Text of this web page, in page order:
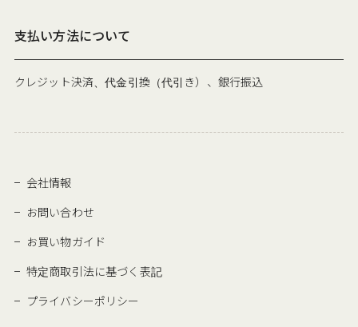
支払い方法について
クレジット決済、代金引換（代引き）、銀行振込
会社情報
お問い合わせ
お買い物ガイド
特定商取引法に基づく表記
プライバシーポリシー